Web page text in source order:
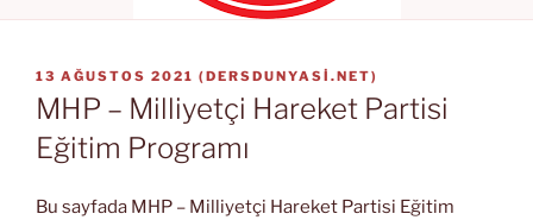
YAYIM
TARIHI
13 AĞUSTOS 2021 (DERSDUNYASI.NET)
MHP – Milliyetçi Hareket Partisi
Eğitim Programı
Bu sayfada MHP – Milliyetçi Hareket Partisi Eğitim